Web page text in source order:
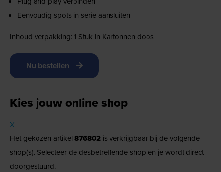
Eenvoudig spots in serie aansluiten
Inhoud verpakking: 1 Stuk in Kartonnen doos
Nu bestellen
Kies jouw online shop
X
Het gekozen artikel 876802 is verkrijgbaar bij de volgende
shop(s). Selecteer de desbetreffende shop en je wordt direct
doorgestuurd.